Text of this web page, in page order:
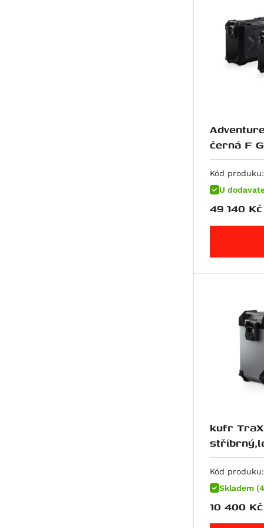
U
černá F GS 750/850 (18-).
pro
Kód produku:
49 140 Kč
Skladem
kufr
Kód produku:
10 400 Kč